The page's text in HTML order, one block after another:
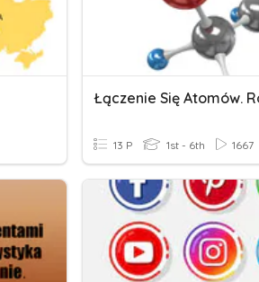
13 P 1st - 6th 1667